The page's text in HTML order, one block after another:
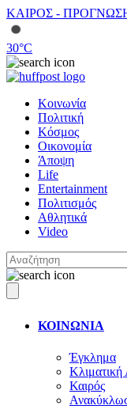
ΚΑΙΡΟΣ -
30°C
Κοινωνία
Πολιτική
Κόσμος
Οικονομία
Άποψη
Life
Entertainment
Πολιτισμός
Αθλητικά
Video
ΚΟΙΝΩΝΙΑ
Έγκλημα
Καιρός